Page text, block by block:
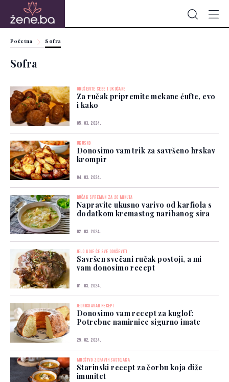
Početna Sofra
Sofra
ODUŠEVITE SEBE I UKUĆANE
Za ručak pripremite mekane ćufte, evo
i kako
05. 03. 2024.
UKUSNO
Donosimo vam trik za savršeno hrskav
krompir
04. 03. 2024.
RUČAK SPREMAN ZA 20 MINUTA
Napravite ukusno varivo od karfiola s
dodatkom kremastog naribanog sira
02. 03. 2024.
JELO KOJE ĆE SVE ODUŠEVITI
Savršen svečani ručak postoji, a mi
vam donosimo recept
01. 03. 2024.
JEDNOSTAVAN RECEPT
Donosimo vam recept za kuglof:
Potrebne namirnice sigurno imate
29. 02. 2024.
MNOŠTVO ZDRAVIH SASTOJAKA
Starinski recept za čorbu koja diže
imunitet